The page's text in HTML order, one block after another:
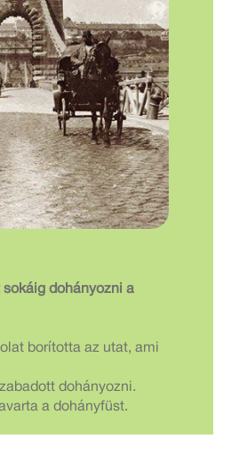
dohányozni a
borította az utat, ami
dohányozni.
a dohányfüst.